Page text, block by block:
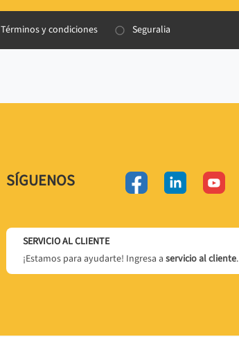
Términos y condiciones Seguralia
SÍGUENOS
SERVICIO AL CLIENTE
¡Estamos para ayudarte! Ingresa a servicio al cliente.